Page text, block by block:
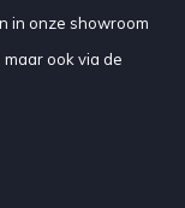
in onze showroom
ook via de